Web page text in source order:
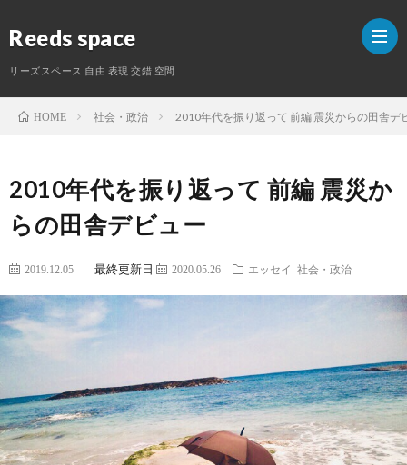
Reeds space
リーズスペース 自由 表現 交錯 空間
ー
ラ
紹
介
HOME 社会・政治 2010年代を振り返って 前編 震災からの田舎デ
2010年代を振り返って 前編 震災か
らの田舎デビュー
2019.12.05 最終更新日 2020.05.26 エッセイ 社会・政治